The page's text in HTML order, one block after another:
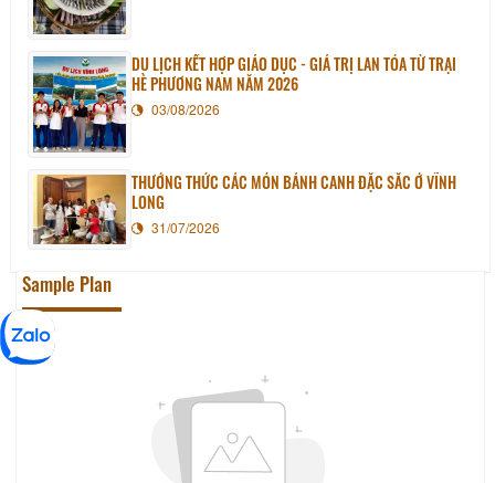
DU LỊCH KẾT HỢP GIÁO DỤC - GIÁ TRỊ LAN TỎA TỪ TRẠI
HÈ PHƯƠNG NAM NĂM 2026
03/08/2026
THƯỞNG THỨC CÁC MÓN BÁNH CANH ĐẶC SẮC Ở VĨNH
LONG
31/07/2026
Sample Plan